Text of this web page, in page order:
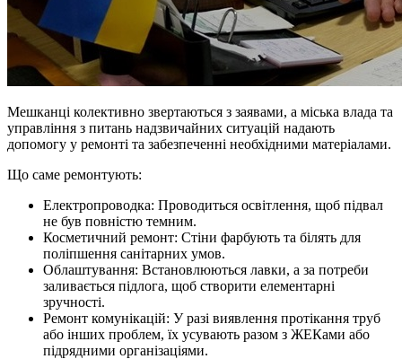
Мешканці колективно звертаються з заявами, а міська влада та
управління з питань надзвичайних ситуацій надають
допомогу у ремонті та забезпеченні необхідними матеріалами.
Що саме ремонтують:
Електропроводка: Проводиться освітлення, щоб підвал
не був повністю темним.
Косметичний ремонт: Стіни фарбують та білять для
поліпшення санітарних умов.
Облаштування: Встановлюються лавки, а за потреби
заливається підлога, щоб створити елементарні
зручності.
Ремонт комунікацій: У разі виявлення протікання труб
або інших проблем, їх усувають разом з ЖЕКами або
підрядними організаціями.